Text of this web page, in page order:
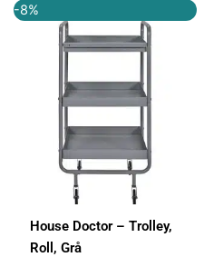
-8%
House Doctor – Trolley,
Roll, Grå
oprindelige
pris
var:
1.300,00 kr..
aktuelle